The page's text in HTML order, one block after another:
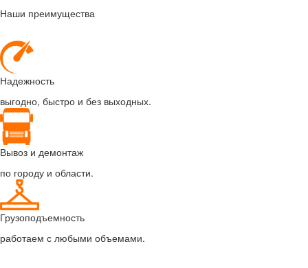
Наши преимущества
Надежность
выгодно, быстро и без выходных.
Вывоз и демонтаж
по городу и области.
Грузоподъемность
работаем с любыми объемами.